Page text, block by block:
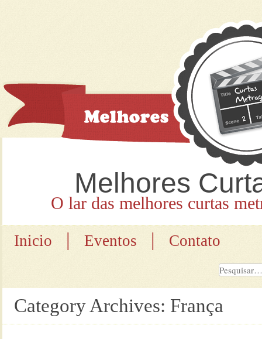
Melhores
O lar das melhores curtas
Inicio | Eventos | Contato
Category Archives: França